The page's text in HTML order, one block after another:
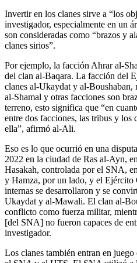
Invertir en los clanes sirve a “los
investigador, especialmente en un
son consideradas como “brazos y
clanes sirios”.
Por ejemplo, la facción Ahrar al-
del clan al-Baqara. La facción del
clanes al-Ukaydat y al-Boushaban,
al-Shamal y otras facciones son
terreno, esto significa que “en
entre dos facciones, las tribus y los
ella”, afirmó al-Ali.
Eso es lo que ocurrió en una
2022 en la ciudad de Ras al-Ayn,
Hasakah, controlada por el SNA,
y Hamza, por un lado, y el Ejército
internas se desarrollaron y se
Ukaydat y al-Mawali. El clan al-
conflicto como fuerza militar,
[del SNA] no fueron capaces de
investigador.
Los clanes también entran en